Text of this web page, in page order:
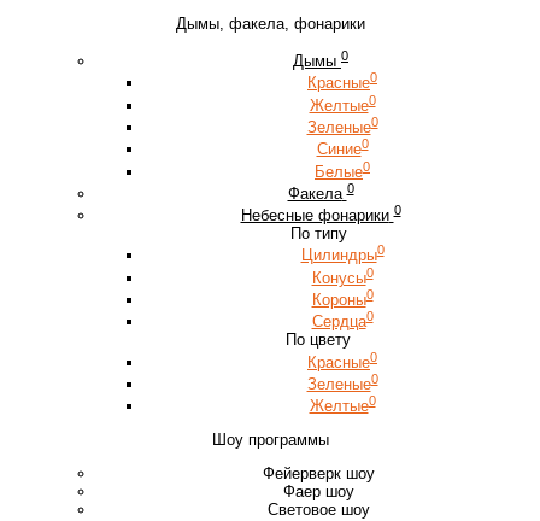
Дымы, факела, фонарики
Дымы 0
Красные0
Желтые0
Зеленые0
Синие0
Белые0
Факела 0
Небесные фонарики 0
По типу
Цилиндры0
Конусы0
Короны0
Сердца0
По цвету
Красные0
Зеленые0
Желтые0
Шоу программы
Фейерверк шоу
Фаер шоу
Световое шоу